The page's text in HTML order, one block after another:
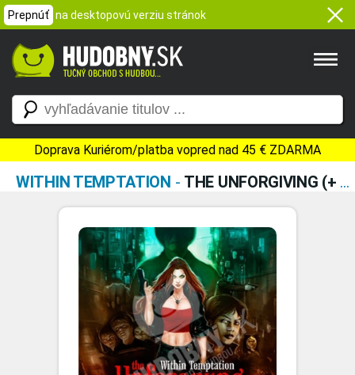
Prepnúť na desktopovú verziu stránok
Doprava Kuriérom/platba vopred nad 45 € ZDARMA
WITHIN TEMPTATION - THE UNFORGIVING (+ DVD)